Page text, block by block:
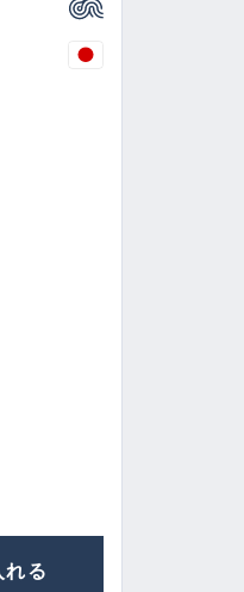
to increase or
the desired
れる